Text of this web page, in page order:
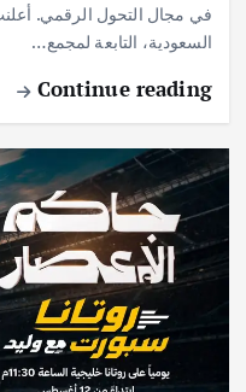
في مجال التحول الرقمي.
السعودية، التابعة لمجمع…
Continue reading